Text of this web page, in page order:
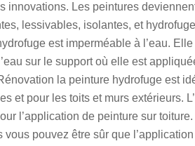
innovations. Les peintures
lessivables, isolantes, et
est imperméable à l’eau.
sur le support où elle est
la peinture hydrofuge est
et pour les toits et murs extérieurs.
l’application de peinture sur
vous pouvez être sûr que